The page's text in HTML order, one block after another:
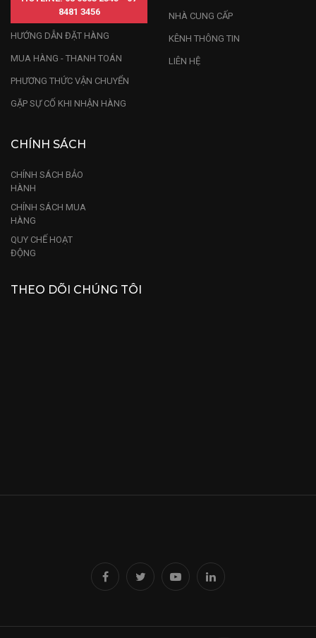
8481 3456
HƯỚNG DẪN ĐẶT HÀNG
MUA HÀNG - THANH TOÁN
PHƯƠNG THỨC VẬN CHUYỂN
GẶP SỰ CỐ KHI NHẬN HÀNG
NHÀ CUNG CẤP
KÊNH THÔNG TIN
LIÊN HỆ
CHÍNH SÁCH
CHÍNH SÁCH BẢO
HÀNH
CHÍNH SÁCH MUA
HÀNG
QUY CHẾ HOẠT
ĐỘNG
THEO DÕI CHÚNG TÔI